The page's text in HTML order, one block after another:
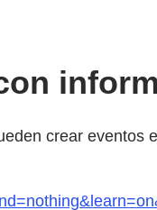
crear